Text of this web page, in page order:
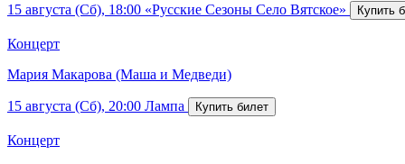
15 августа (Сб), 18:00 «Русские Сезоны Село Вятское»
Концерт
Мария Макарова (Маша и Медведи)
15 августа (Сб), 20:00 Лампа
Концерт